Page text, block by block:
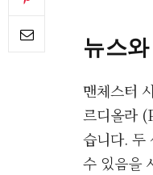
뉴스
맨체스터
르디올라
습니다. 두
수 있음을